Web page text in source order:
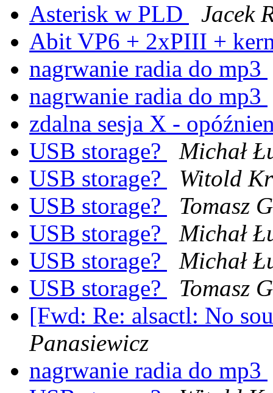
Asterisk w PLD
Jacek
Abit VP6 + 2xPIII +
nagrwanie radia do mp3
nagrwanie radia do mp3
zdalna sesja X -
USB storage?
Michał
USB storage?
Witold
USB storage?
Tomasz
USB storage?
Michał
USB storage?
Michał
USB storage?
Tomasz
[Fwd: Re: alsactl: No
Panasiewicz
nagrwanie radia do mp3